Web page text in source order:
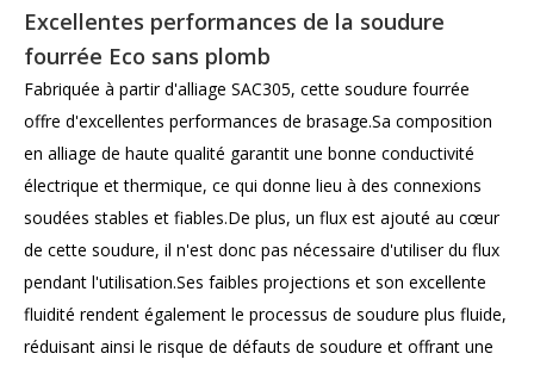
Excellentes performances de la soudure
fourrée Eco sans plomb
Fabriquée à partir d'alliage SAC305, cette soudure fourrée
offre d'excellentes performances de brasage.Sa composition
en alliage de haute qualité garantit une bonne conductivité
électrique et thermique, ce qui donne lieu à des connexions
soudées stables et fiables.De plus, un flux est ajouté au cœur
de cette soudure, il n'est donc pas nécessaire d'utiliser du flux
pendant l'utilisation.Ses faibles projections et son excellente
fluidité rendent également le processus de soudure plus fluide,
réduisant ainsi le risque de défauts de soudure et offrant une